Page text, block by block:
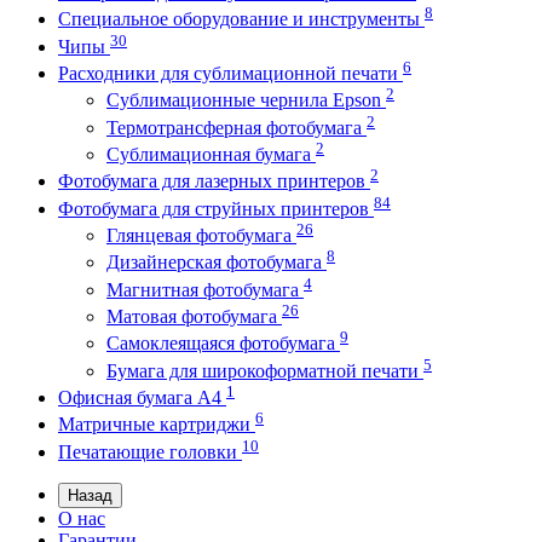
Специальное оборудование и инструменты 8
Чипы 30
Расходники для сублимационной печати 6
Сублимационные чернила Epson 2
Термотрансферная фотобумага 2
Сублимационная бумага 2
Фотобумага для лазерных принтеров 2
Фотобумага для струйных принтеров 84
Глянцевая фотобумага 26
Дизайнерская фотобумага 8
Магнитная фотобумага 4
Матовая фотобумага 26
Самоклеящаяся фотобумага 9
Бумага для широкоформатной печати 5
Офисная бумага А4 1
Матричные картриджи 6
Печатающие головки 10
Назад
О нас